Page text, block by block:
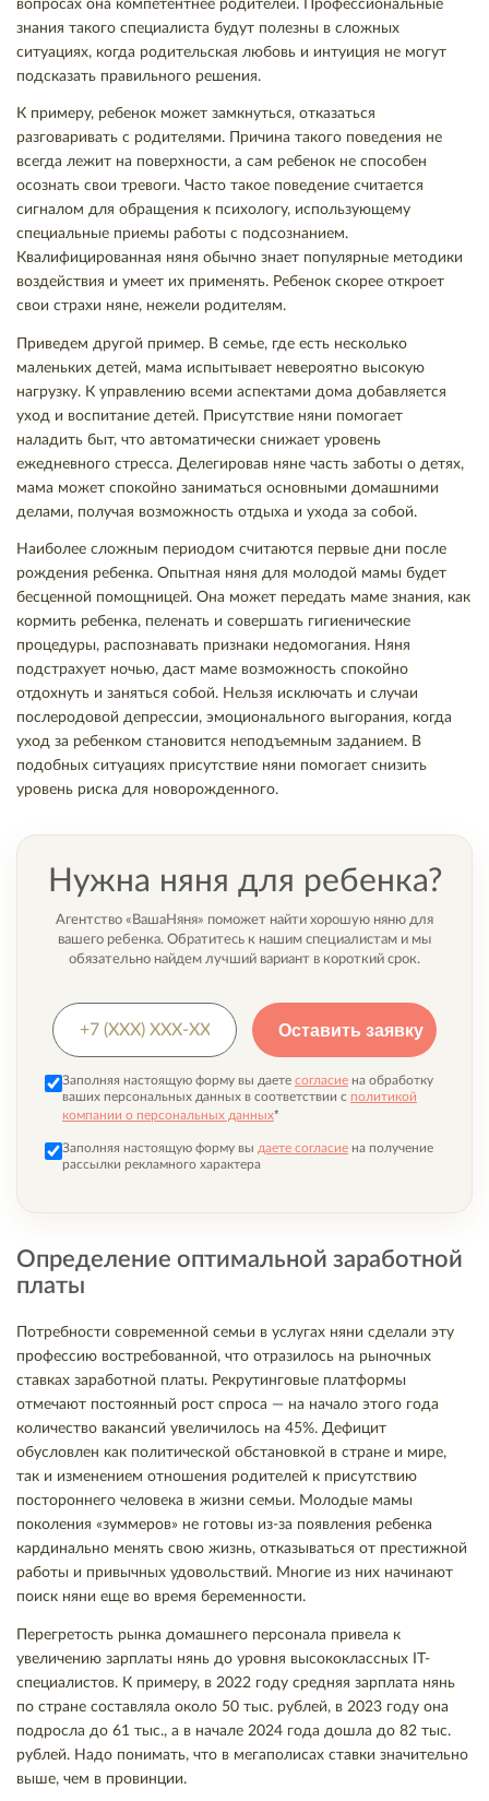
вопросах она компетентнее родителей. Профессиональные
знания такого специалиста будут полезны в сложных
ситуациях, когда родительская любовь и интуиция не могут
подсказать правильного решения.
К примеру, ребенок может замкнуться, отказаться
разговаривать с родителями. Причина такого поведения не
всегда лежит на поверхности, а сам ребенок не способен
осознать свои тревоги. Часто такое поведение считается
сигналом для обращения к психологу, использующему
специальные приемы работы с подсознанием.
Квалифицированная няня обычно знает популярные методики
воздействия и умеет их применять. Ребенок скорее откроет
свои страхи няне, нежели родителям.
Приведем другой пример. В семье, где есть несколько
маленьких детей, мама испытывает невероятно высокую
нагрузку. К управлению всеми аспектами дома добавляется
уход и воспитание детей. Присутствие няни помогает
наладить быт, что автоматически снижает уровень
ежедневного стресса. Делегировав няне часть заботы о детях,
мама может спокойно заниматься основными домашними
делами, получая возможность отдыха и ухода за собой.
Наиболее сложным периодом считаются первые дни после
рождения ребенка. Опытная няня для молодой мамы будет
бесценной помощницей. Она может передать маме знания, как
кормить ребенка, пеленать и совершать гигиенические
процедуры, распознавать признаки недомогания. Няня
подстрахует ночью, даст маме возможность спокойно
отдохнуть и заняться собой. Нельзя исключать и случаи
послеродовой депрессии, эмоционального выгорания, когда
уход за ребенком становится неподъемным заданием. В
подобных ситуациях присутствие няни помогает снизить
уровень риска для новорожденного.
Нужна няня для ребенка?
Агентство «ВашаНяня» поможет найти хорошую няню для
вашего ребенка. Обратитесь к нашим специалистам и мы
обязательно найдем лучший вариант в короткий срок.
Заполняя настоящую форму вы даете согласие на обработку
ваших персональных данных в соответствии с политикой
компании о персональных данных*
Заполняя настоящую форму вы даете согласие на получение
рассылки рекламного характера
Определение оптимальной заработной
платы
Потребности современной семьи в услугах няни сделали эту
профессию востребованной, что отразилось на рыночных
ставках заработной платы. Рекрутинговые платформы
отмечают постоянный рост спроса — на начало этого года
количество вакансий увеличилось на 45%. Дефицит
обусловлен как политической обстановкой в стране и мире,
так и изменением отношения родителей к присутствию
постороннего человека в жизни семьи. Молодые мамы
поколения «зуммеров» не готовы из-за появления ребенка
кардинально менять свою жизнь, отказываться от престижной
работы и привычных удовольствий. Многие из них начинают
поиск няни еще во время беременности.
Перегретость рынка домашнего персонала привела к
увеличению зарплаты нянь до уровня высококлассных IT-
специалистов. К примеру, в 2022 году средняя зарплата нянь
по стране составляла около 50 тыс. рублей, в 2023 году она
подросла до 61 тыс., а в начале 2024 года дошла до 82 тыс.
рублей. Надо понимать, что в мегаполисах ставки значительно
выше, чем в провинции.